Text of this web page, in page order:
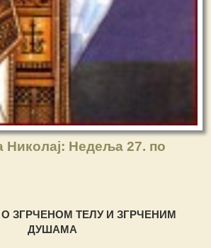
Николај: Недеља 27. по
ЗГРЧЕНОМ ТЕЛУ И ЗГРЧЕНИМ
ДУШАМА